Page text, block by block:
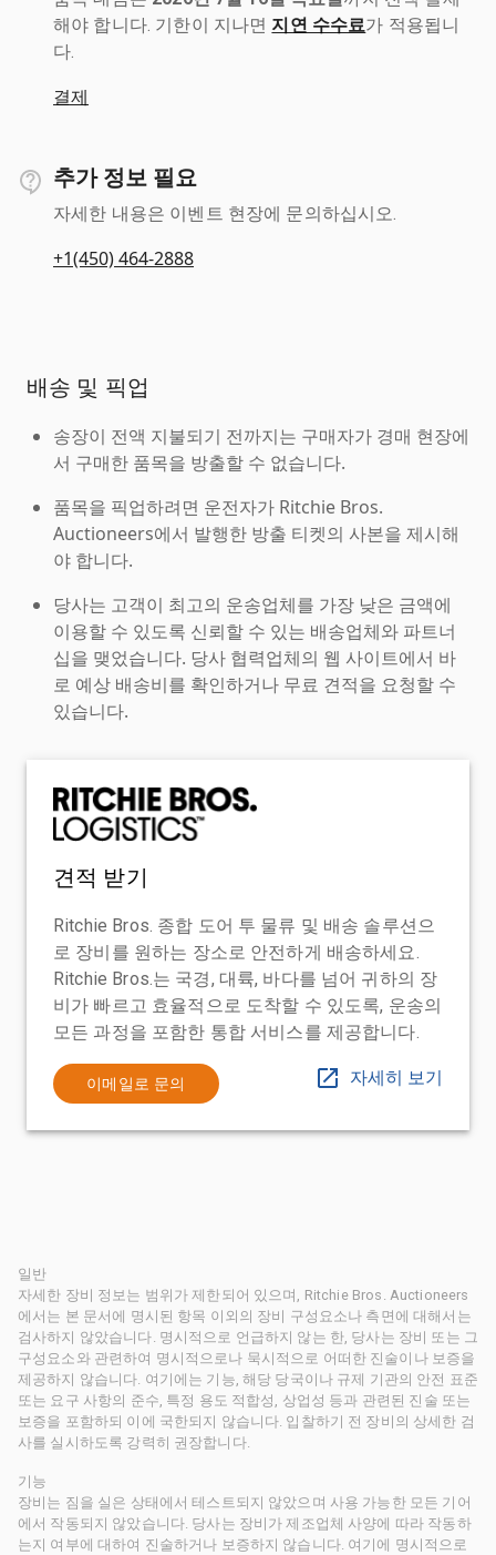
해야 합니다. 기한이 지나면 지연 수수료가 적용됩니
다.
결제
추가 정보 필요
자세한 내용은 이벤트 현장에 문의하십시오.
+1(450) 464-2888
배송 및 픽업
송장이 전액 지불되기 전까지는 구매자가 경매 현장에
서 구매한 품목을 방출할 수 없습니다.
품목을 픽업하려면 운전자가 Ritchie Bros.
Auctioneers에서 발행한 방출 티켓의 사본을 제시해
야 합니다.
당사는 고객이 최고의 운송업체를 가장 낮은 금액에
이용할 수 있도록 신뢰할 수 있는 배송업체와 파트너
십을 맺었습니다. 당사 협력업체의 웹 사이트에서 바
로 예상 배송비를 확인하거나 무료 견적을 요청할 수
있습니다.
견적 받기
Ritchie Bros. 종합 도어 투 물류 및 배송 솔루션으
로 장비를 원하는 장소로 안전하게 배송하세요.
Ritchie Bros.는 국경, 대륙, 바다를 넘어 귀하의 장
비가 빠르고 효율적으로 도착할 수 있도록, 운송의
모든 과정을 포함한 통합 서비스를 제공합니다.
이메일로 문의 자세히 보기
일반
자세한 장비 정보는 범위가 제한되어 있으며, Ritchie Bros. Auctioneers
에서는 본 문서에 명시된 항목 이외의 장비 구성요소나 측면에 대해서는
검사하지 않았습니다. 명시적으로 언급하지 않는 한, 당사는 장비 또는 그
구성요소와 관련하여 명시적으로나 묵시적으로 어떠한 진술이나 보증을
제공하지 않습니다. 여기에는 기능, 해당 당국이나 규제 기관의 안전 표준
또는 요구 사항의 준수, 특정 용도 적합성, 상업성 등과 관련된 진술 또는
보증을 포함하되 이에 국한되지 않습니다. 입찰하기 전 장비의 상세한 검
사를 실시하도록 강력히 권장합니다.
기능
장비는 짐을 실은 상태에서 테스트되지 않았으며 사용 가능한 모든 기어
에서 작동되지 않았습니다. 당사는 장비가 제조업체 사양에 따라 작동하
는지 여부에 대하여 진술하거나 보증하지 않습니다. 여기에 명시적으로